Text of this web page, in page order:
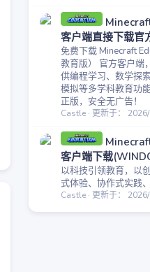
客户端直接下载官
免费下载 Minecraft
教育版） 官方客户端
供编程学习、数学探
模拟等多学科教育功
正版，安全无广告！
Castle 更新于：
客户端下载
以科技引领教育，以
式体验、协作式实践
Castle 更新于：